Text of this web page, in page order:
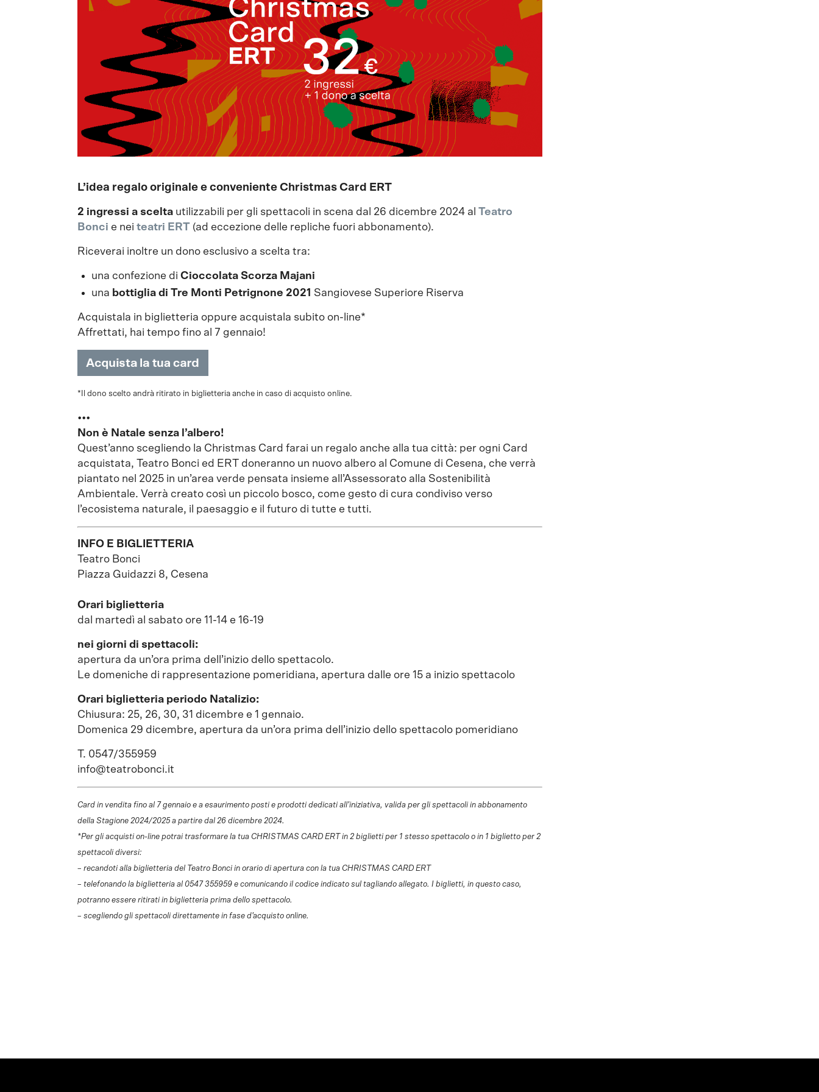
L’idea regalo originale e conveniente Christmas Card ERT
2 ingressi a scelta utilizzabili per gli spettacoli in scena dal 26 dicembre 2024 al Teatro
Bonci e nei teatri ERT (ad eccezione delle repliche fuori abbonamento).
Riceverai inoltre un dono esclusivo a scelta tra:
una confezione di Cioccolata Scorza Majani
una bottiglia di Tre Monti Petrignone 2021 Sangiovese Superiore Riserva
Acquistala in biglietteria oppure acquistala subito on-line*
Affrettati, hai tempo fino al 7 gennaio!
*Il dono scelto andrà ritirato in biglietteria anche in caso di acquisto online.
•••
Non è Natale senza l’albero!
Quest’anno scegliendo la Christmas Card farai un regalo anche alla tua città: per ogni Card
acquistata, Teatro Bonci ed ERT doneranno un nuovo albero al Comune di Cesena, che verrà
piantato nel 2025 in un’area verde pensata insieme all’Assessorato alla Sostenibilità
Ambientale. Verrà creato così un piccolo bosco, come gesto di cura condiviso verso
l’ecosistema naturale, il paesaggio e il futuro di tutte e tutti.
INFO E BIGLIETTERIA
Teatro Bonci
Piazza Guidazzi 8, Cesena
Orari biglietteria
dal martedì al sabato ore 11-14 e 16-19
nei giorni di spettacoli:
apertura da un’ora prima dell’inizio dello spettacolo.
Le domeniche di rappresentazione pomeridiana, apertura dalle ore 15 a inizio spettacolo
Orari biglietteria periodo Natalizio:
Chiusura: 25, 26, 30, 31 dicembre e 1 gennaio.
Domenica 29 dicembre, apertura da un’ora prima dell’inizio dello spettacolo pomeridiano
T. 0547/355959
info@teatrobonci.it
Card in vendita fino al 7 gennaio e a esaurimento posti e prodotti dedicati all’iniziativa, valida per gli spettacoli in abbonamento
della Stagione 2024/2025 a partire dal 26 dicembre 2024.
*Per gli acquisti on-line potrai trasformare la tua CHRISTMAS CARD ERT in 2 biglietti per 1 stesso spettacolo o in 1 biglietto per 2
spettacoli diversi:
– recandoti alla biglietteria del Teatro Bonci in orario di apertura con la tua CHRISTMAS CARD ERT
– telefonando la biglietteria al 0547 355959 e comunicando il codice indicato sul tagliando allegato. I biglietti, in questo caso,
potranno essere ritirati in biglietteria prima dello spettacolo.
– scegliendo gli spettacoli direttamente in fase d’acquisto online.